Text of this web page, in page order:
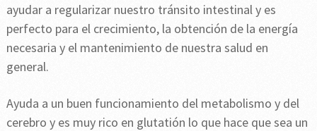
ayudar a regularizar nuestro tránsito intestinal y es
perfecto para el crecimiento, la obtención de la energía
necesaria y el mantenimiento de nuestra salud en
general.
Ayuda a un buen funcionamiento del metabolismo y del
cerebro y es muy rico en glutatión lo que hace que sea un